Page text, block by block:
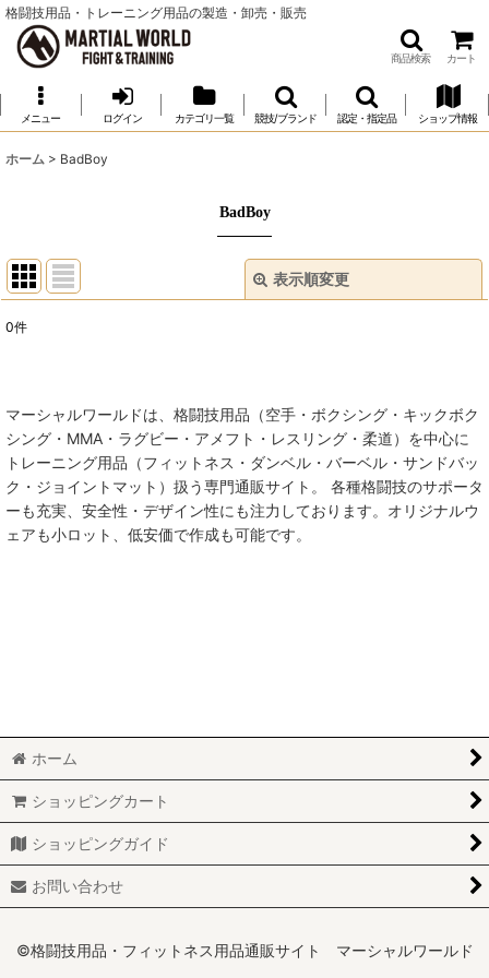
格闘技用品・トレーニング用品の製造・卸売・販売
商品検索 カート
メニュー ログイン カテゴリ一覧 競技/ブランド 認定・指定品 ショップ情報
ホーム > BadBoy
BadBoy
表示順変更
絞り込む
0件
マーシャルワールドは、格闘技用品（空手・ボクシング・キックボク
シング・MMA・ラグビー・アメフト・レスリング・柔道）を中心に
トレーニング用品（フィットネス・ダンベル・バーベル・サンドバッ
ク・ジョイントマット）扱う専門通販サイト。 各種格闘技のサポータ
ーも充実、安全性・デザイン性にも注力しております。オリジナルウ
ェアも小ロット、低安価で作成も可能です。
ホーム
ショッピングカート
ショッピングガイド
お問い合わせ
©格闘技用品・フィットネス用品通販サイト マーシャルワールド